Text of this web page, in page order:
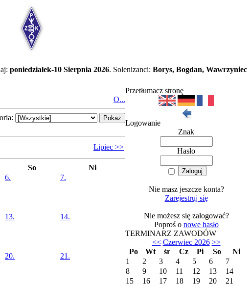
poniedziałek-10 Sierpnia 2026. Solenizanci: Borys, Bogdan, Wawrzyniec
O...
Lipiec >>
So
Ni
6. 7.
13. 14.
20. 21.
Przetłumacz stronę
Logowanie
Znak
Hasło
Nie masz jeszcze konta?
Zarejestruj się
Nie możesz się zalogować?
Poproś o nowe hasło
TERMINARZ ZAWODÓW
<< Czerwiec 2026 >>
Po
Wt śr Cz Pi So
Ni
1
2 3 4 5 6
7
8
9 10 11 12 13
14
15
16 17 18 19 20
21